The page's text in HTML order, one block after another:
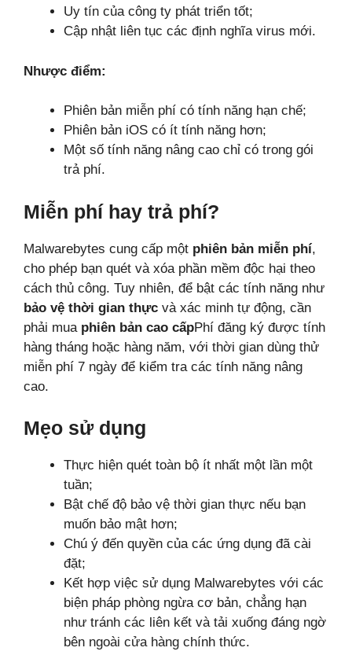
Uy tín của công ty phát triển tốt;
Cập nhật liên tục các định nghĩa virus mới.
Nhược điểm:
Phiên bản miễn phí có tính năng hạn chế;
Phiên bản iOS có ít tính năng hơn;
Một số tính năng nâng cao chỉ có trong gói
trả phí.
Miễn phí hay trả phí?
Malwarebytes cung cấp một phiên bản miễn phí,
cho phép bạn quét và xóa phần mềm độc hại theo
cách thủ công. Tuy nhiên, để bật các tính năng như
bảo vệ thời gian thực và xác minh tự động, cần
phải mua phiên bản cao cấpPhí đăng ký được tính
hàng tháng hoặc hàng năm, với thời gian dùng thử
miễn phí 7 ngày để kiểm tra các tính năng nâng
cao.
Mẹo sử dụng
Thực hiện quét toàn bộ ít nhất một lần một
tuần;
Bật chế độ bảo vệ thời gian thực nếu bạn
muốn bảo mật hơn;
Chú ý đến quyền của các ứng dụng đã cài
đặt;
Kết hợp việc sử dụng Malwarebytes với các
biện pháp phòng ngừa cơ bản, chẳng hạn
như tránh các liên kết và tải xuống đáng ngờ
bên ngoài cửa hàng chính thức.